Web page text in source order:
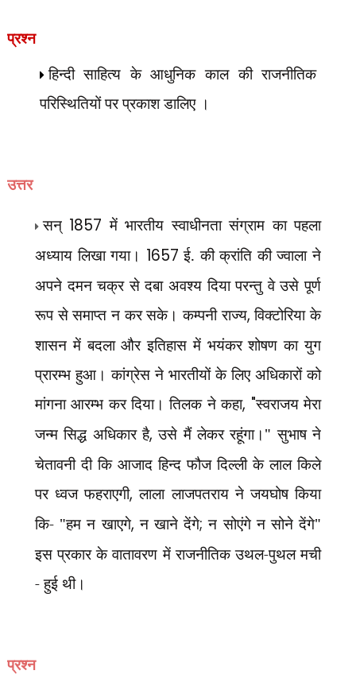
प्रश्न
हिन्दी साहित्य के आधुनिक काल की राजनीतिक
परिस्थितियों पर प्रकाश डालिए ।
उत्तर
सन् 1857 में भारतीय स्वाधीनता संग्राम का पहला
अध्याय लिखा गया। 1657 ई. की क्रांति की ज्वाला ने
अपने दमन चक्र से दबा अवश्य दिया परन्तु वे उसे पूर्ण
रूप से समाप्त न कर सके। कम्पनी राज्य,विक्टोरिया के
शासन में बदला और इतिहास में भयंकर शोषण का युग
प्रारम्भ हुआ। कांग्रेस ने भारतीयों के लिए अधिकारों को
मांगना आरम्भ कर दिया। तिलक ने कहा, "स्वराजय मेरा
जन्म सिद्ध अधिकार है,उसे मैं लेकर रहूंगा।" सुभाष ने
चेतावनी दी कि आजाद हिन्द फौज दिल्ली के लाल किले
पर ध्वज फहराएगी,लाला लाजपतराय ने जयघोष किया
कि- "हम न खाएगे,न खाने देंगे;न सोएंगे न सोने देंगे"
इस प्रकार के वातावरण में राजनीतिक उथल-पुथल मची
- हुई थी।
प्रश्न